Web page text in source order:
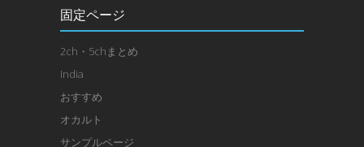
固定ページ
2ch・5chまとめ
India
おすすめ
オカルト
サンプルページ